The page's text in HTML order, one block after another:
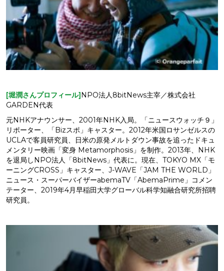
[堀潤さんプロフィール]NPO法人8bitNews主宰／株式会社
GARDEN代表
元NHKアナウンサー、2001年NHK入局。「ニュースウォッチ９」
リポーター、「Bizスポ」キャスター。2012年米国ロサンゼルスの
UCLAで客員研究員、日米の原発メルトダウン事故を追ったドキュ
メンタリー映画「変身 Metamorphosis」を制作。2013年、NHK
を退局しNPO法人「8bitNews」代表に。現在、TOKYO MX「モ
ーニングCROSS」キャスター、J-WAVE「JAM THE WORLD」
ニュース・スーパーバイザーabemaTV「AbemaPrime」コメン
テーター、2019年4月早稲田大学グローバル科学知融合研究所招聘
研究員。